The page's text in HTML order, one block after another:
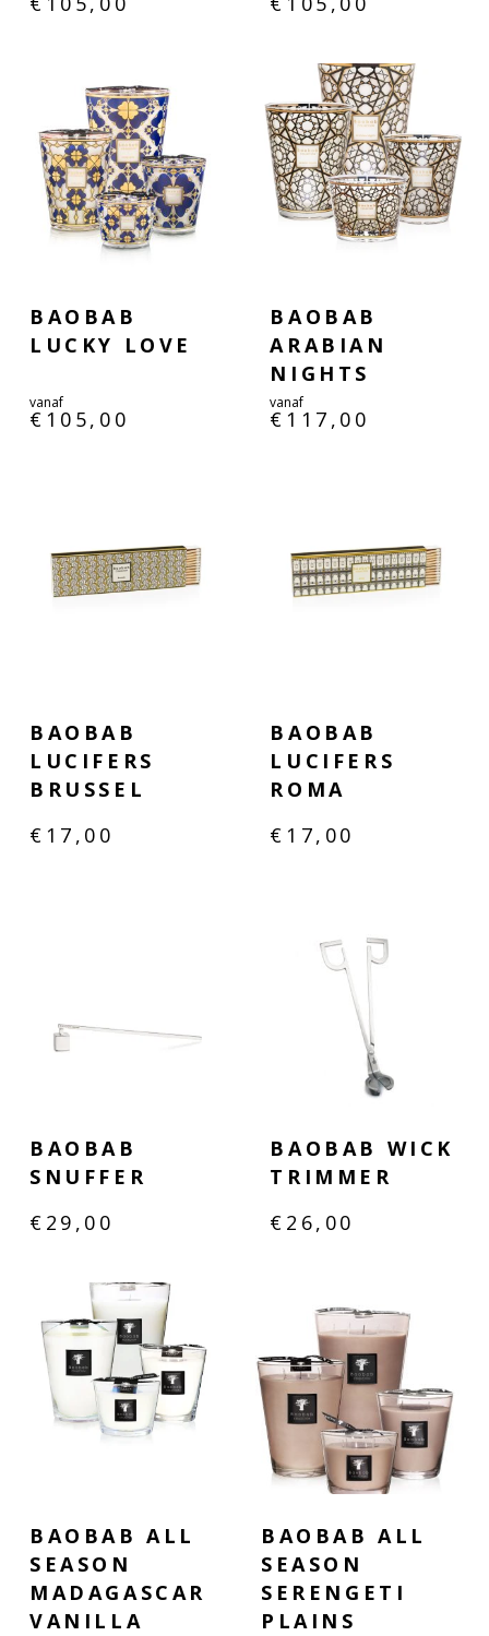
BAOBAB
LUCKY LOVE
vanaf
€ 105,00
BAOBAB
ARABIAN
NIGHTS
vanaf
€ 117,00
BAOBAB
LUCIFERS
BRUSSEL
€ 17,00
BAOBAB
LUCIFERS
ROMA
€ 17,00
BAOBAB
SNUFFER
€ 29,00
BAOBAB WICK
TRIMMER
€ 26,00
BAOBAB ALL
SEASON
MADAGASCAR
VANILLA
BAOBAB ALL
SEASON
SERENGETI
PLAINS